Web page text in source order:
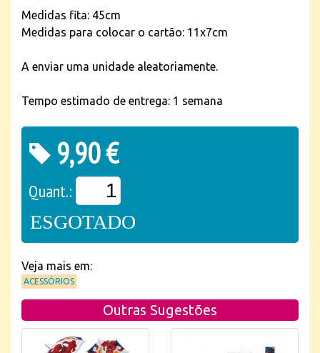
Medidas fita: 45cm
Medidas para colocar o cartão: 11x7cm
A enviar uma unidade aleatoriamente.
Tempo estimado de entrega: 1 semana
9,90 €
Quant.:
ESGOTADO
Veja mais em:
ACESSÓRIOS
Outras Sugestões